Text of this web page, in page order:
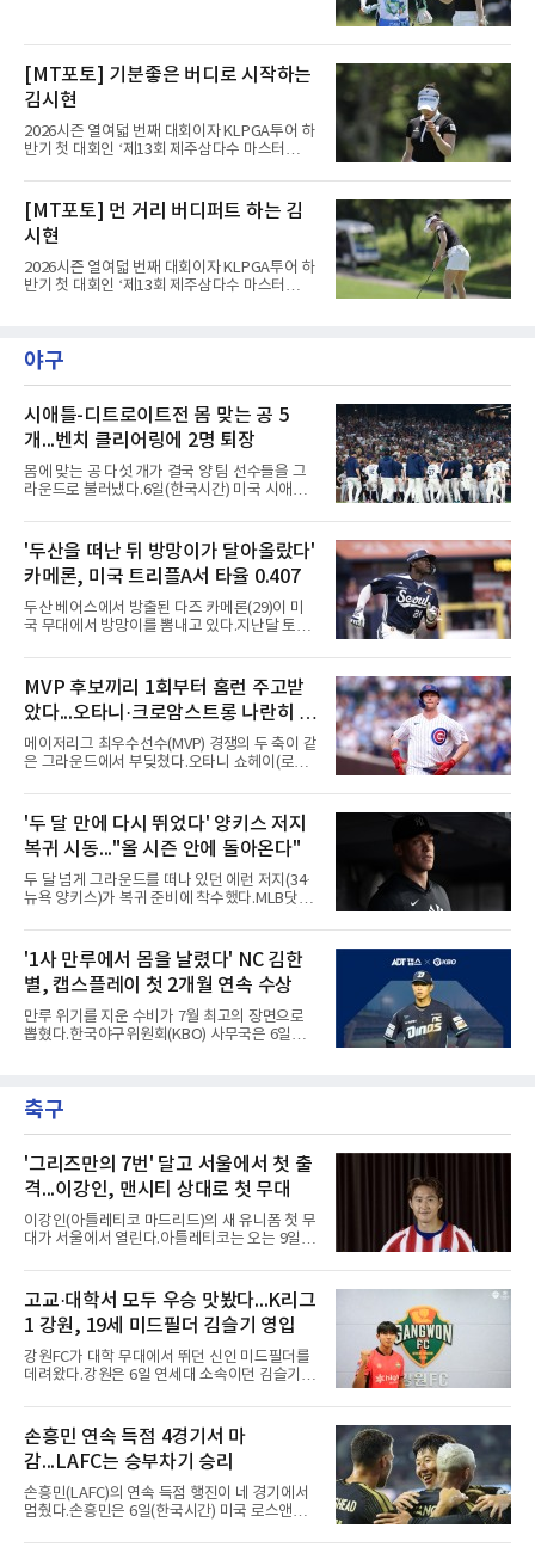
트(파72/6,767야드)에서 열리고 있다.6일 현재
1라운드 경기가 펼쳐지고 있다.김시현(NH투자
증권)이 1번 홀에서 경기하고 있다.
[MT포토] 기분좋은 버디로 시작하는
김시현
2026시즌 열여덟 번째 대회이자 KLPGA투어 하
반기 첫 대회인 ‘제13회 제주삼다수 마스터
제주도 서귀포시에 위치한 테디밸리 골프앤리조
트(파72/6,767야드)에서 열리고 있다.6일 현재
1라운드 경기가 펼쳐지고 있다.김시현(NH투자
증권)이 1번 홀에서 경기하고 있다.
[MT포토] 먼 거리 버디퍼트 하는 김
시현
2026시즌 열여덟 번째 대회이자 KLPGA투어 하
반기 첫 대회인 ‘제13회 제주삼다수 마스터
1라운드 경기가 펼쳐지고 있다.김시현(NH투자
증권)이 1번 홀에서 경기하고 있다.
야구
시애틀-디트로이트전 몸 맞는 공 5
개...벤치 클리어링에 2명 퇴장
몸에 맞는 공 다섯 개가 결국 양 팀 선수들을 그
라운드로 불러냈다.6일(한국시간) 미국 시애틀
로이트 타이거스의 경기에서 벤치 클리어링이
벌어졌다. 난투극으로 번지지는 않았으나 좌완
게이브 스파이어와 댄 윌슨 시애틀 감독이 퇴장
당했다.발단은 선발이었다. 시애틀 브라이언 우
가 디트로이트 타자를 세 차례 맞혔다. 다만 팔꿈
치 보호대에 맞거나 변화구에 발이 스치는 수준
이어서 치명적이지는 않았다.분위기는 그다음에
리를 맞혔다. 토레스와 시애틀 포수 칼 롤리가 말
을 주고받자 AJ 힌치 디
'두산을 떠난 뒤 방망이가 달아올랐다'
카메론, 미국 트리플A서 타율 0.407
두산 베어스에서 방출된 다즈 카메론(29)이 미
국 무대에서 방망이를 뽐내고 있다.지난달 토론
론은 루키리그 2경기를 거쳐 트리플A 버펄로 바
이슨스로 승격한 뒤 연일 뜨거운 타격감을 보이
고 있다.수치가 압도적이다. 트리플A 15경기에
서 타율 0.407(54타수 22안타), 2홈런, 10타점,
8도루를 기록 중이며 OPS는 1.151에 이른다.
15경기 중 14경기에서 안타를 만들었고 최근 7
경기 연속 안타도 이어갔다.6일(한국시간) 노퍽
을 놓았고, 버펄로는 이 회에만 5점을 뽑아 7-6
역전승을 거뒀다.한국에서의 성적도
MVP 후보끼리 1회부터 홈런 주고받
았다...오타니·크로암스트롱 나란히 홈
런 맞불
메이저리그 최우수선수(MVP) 경쟁의 두 축이 같
은 그라운드에서 부딪쳤다.오타니 쇼헤이(로스
컵스)은 6일(한국시간) 미국 시카고 리글리필드
에서 나란히 홈런 두 방씩을 주고받았다.첫 회부
터 불이 붙었다. 1회초 선두타자 오타니가 컵스
선발 이마나가 쇼타를 상대로 우월 솔로 홈런을
뽑자, 1회말 크로암스트롱이 다저스 선발 에릭
라워를 상대로 중월 솔로 홈런으로 응수했다. 최
근 50년간 리글리필드에서 1회 양 팀 선두타자
10위 이내 선수끼리 이런 공방을 벌인 사례는 처
음이다.흐름은 크로암스트롱
'두 달 만에 다시 뛰었다' 양키스 저지
복귀 시동..."올 시즌 안에 돌아온다"
두 달 넘게 그라운드를 떠나 있던 에런 저지(34·
뉴욕 양키스)가 복귀 준비에 착수했다.MLB닷컴
뒤 야외 달리기와 상체 저항 운동으로 훈련 강도
를 높여도 된다는 허가를 받았다고 전했다.저지
는 이날 뉴욕 양키스타디움에서 열린 세인트루
이스 카디널스전을 앞두고 야구 장비를 착용한
채 스트레칭과 조깅, 저항 밴드 훈련을 소화했
다. 아메리칸리그 최우수선수(MVP) 3회 수상자
인 그가 부상 이후 야외 달리기에 나선 것은 처음
는 것이 계획이었고 올해를 접겠다고 생각한 적
은 없다고 말했다.이탈은
'1사 만루에서 몸을 날렸다' NC 김한
별, 캡스플레이 첫 2개월 연속 수상
만루 위기를 지운 수비가 7월 최고의 장면으로
뽑혔다.한국야구위원회(KBO) 사무국은 6일
이 상 제정 이래 첫 사례다.ADT캡스가 KBO와
함께 시상하는 이 상은 공식 기록위원이 승리 확
최고점을 받은 수비 장면에 준다.수상 장면은 지
난달 23일 서울 잠실구장에서 나왔다. NC가 7-5
로 앞선 8회말 1사 만루에서 김한별은 LG 트윈
스 오지환의 강한 타구에 몸을 날려 막아낸 뒤 유
격수 김주원에게 연결했다. 김주원이 1루수 블
레인에게 던지며 4-6-3 병살타가 완
축구
'그리즈만의 7번' 달고 서울에서 첫 출
격...이강인, 맨시티 상대로 첫 무대
이강인(아틀레티코 마드리드)의 새 유니폼 첫 무
대가 서울에서 열린다.아틀레티코는 오는 9일
와 2026 쿠팡플레이 시리즈 친선 경기를 치른다.
구단 소집 명단에 이강인이 포함되면서 변수가
없는 한 그의 첫 출격은 서울이 된다.등번호부터
무게가 실렸다. 이강인은 첫 경기부터 7번을 단
다. 2010년대 팀의 전성기를 이끈 앙투안 그리즈
만이 달았던 번호다.합류 과정은 순탄치 않았다.
스페인으로 건너가려던 그는 병역 특례 행정 절
짧게 호흡을 맞춰 경기에 나선다.역할도 관심사
다. 유려한 탈압박과
고교·대학서 모두 우승 맛봤다...K리그
1 강원, 19세 미드필더 김슬기 영입
강원FC가 대학 무대에서 뛰던 신인 미드필더를
데려왔다.강원은 6일 연세대 소속이던 김슬기
조건을 갖췄다.이력은 우승으로 채워져 있다. 수
원고 시절 주축으로 활약하며 지난해 전국고등
리그와 추계전국고등대회 우승에 기여했고, 올
해 연세대 진학 후에는 춘계한산대첩기대학대회
정상에 올랐다. 2024년에는 17세 이하(U-17) 대
표팀 훈련에도 소집됐다.김슬기는 입단하게 돼
기쁘고 영광이라며 프로 무대에서도 성장해 팀
손흥민 연속 득점 4경기서 마
감...LAFC는 승부차기 승리
손흥민(LAFC)의 연속 득점 행진이 네 경기에서
멈췄다.손흥민은 6일(한국시간) 미국 로스앤젤